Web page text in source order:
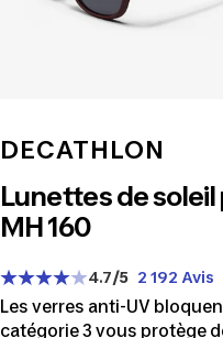
DECATHLON
Lunettes de
MH 160
4.7/5 2 192 Avis
Les verres anti-UV
catégorie 3 vous protège